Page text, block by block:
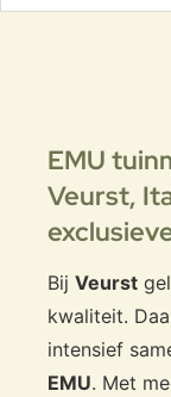
Emu kwaliteit.
Marco Acerbis
maar
elementen
Marco Acerbis
EMU
Veurst,
Bij Veurst
kwaliteit.
intensief
EMU. Met